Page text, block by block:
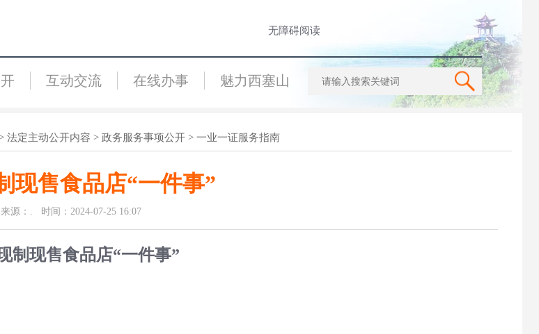
无障碍阅读
互动交流 在线办事 魅力西塞山
法定主动公开内容 > 政务服务事项公开> 一业一证服务指南
现售食品店“一件事”
来源：. 时间：2024-07-25 16:07
制现售食品店“一件事”